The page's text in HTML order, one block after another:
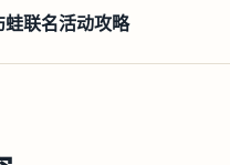
联名活动攻略